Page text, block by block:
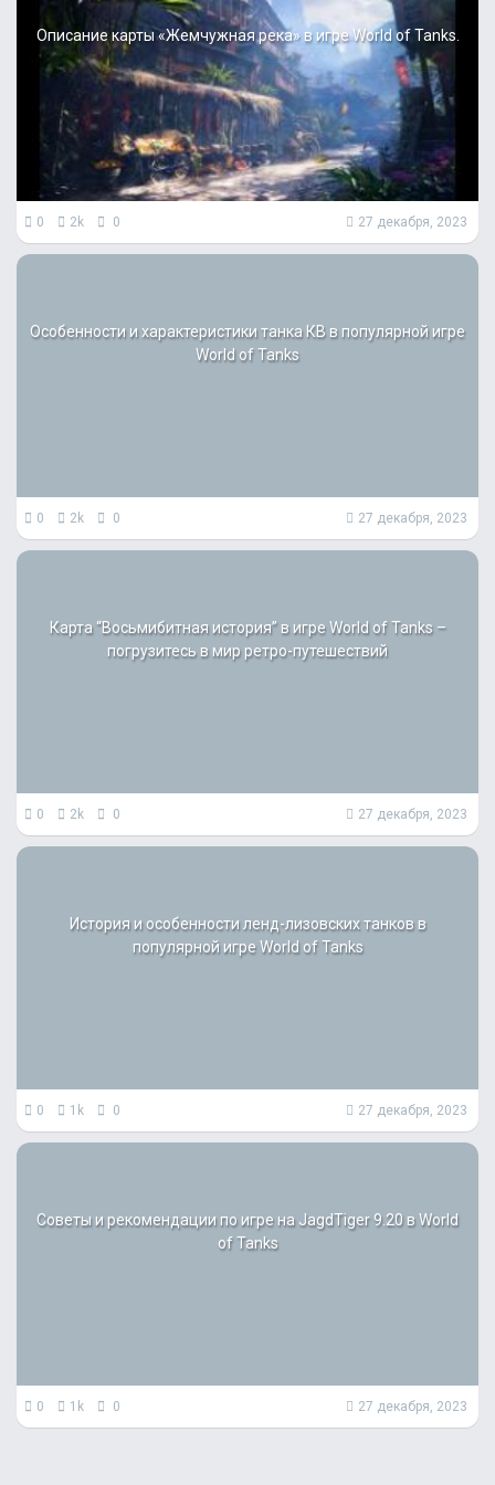
Описание карты «Жемчужная река» в игре World of Tanks.
0 2k 0 27 декабря, 2023
Особенности и характеристики танка КВ в популярной игре
World of Tanks
0 2k 0 27 декабря, 2023
Карта “Восьмибитная история” в игре World of Tanks –
погрузитесь в мир ретро-путешествий
0 2k 0 27 декабря, 2023
История и особенности ленд-лизовских танков в
популярной игре World of Tanks
0 1k 0 27 декабря, 2023
Советы и рекомендации по игре на JagdTiger 9.20 в World
of Tanks
0 1k 0 27 декабря, 2023